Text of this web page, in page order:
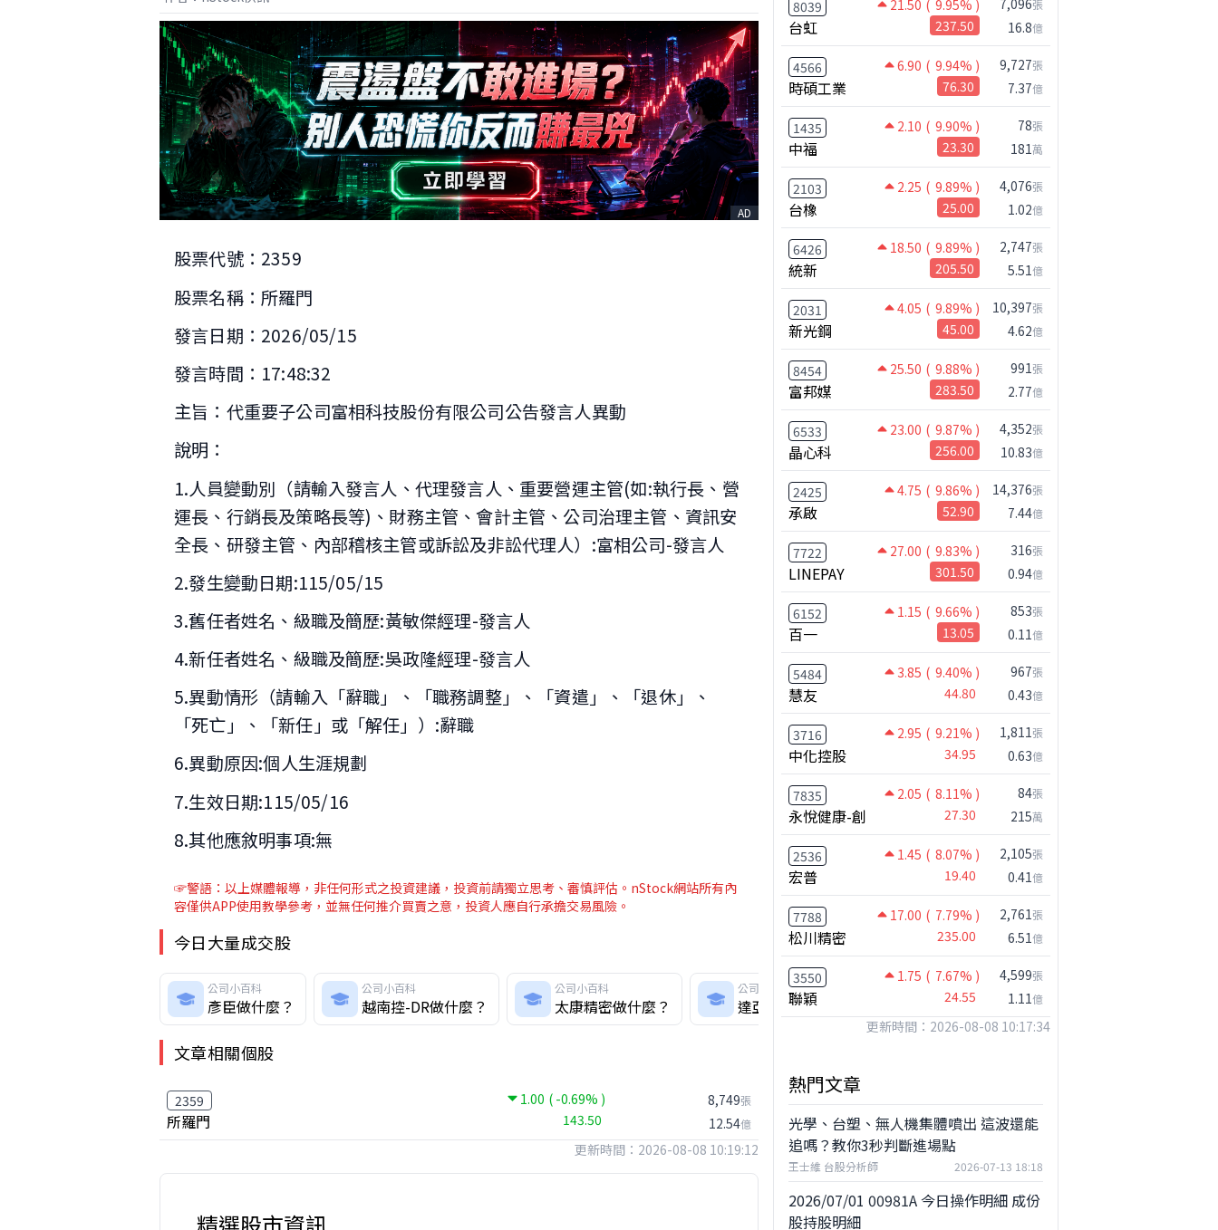
AD
股票代號：2359
股票名稱：所羅門
發言日期：2026/05/15
發言時間：17:48:32
主旨：代重要子公司富相科技股份有限公司公告發言人異動
說明：
1.人員變動別（請輸入發言人、代理發言人、重要營運主管(如:執行長、營
運長、行銷長及策略長等)、財務主管、會計主管、公司治理主管、資訊安
全長、研發主管、內部稽核主管或訴訟及非訟代理人）:富相公司-發言人
2.發生變動日期:115/05/15
3.舊任者姓名、級職及簡歷:黃敏傑經理-發言人
4.新任者姓名、級職及簡歷:吳政隆經理-發言人
5.異動情形（請輸入「辭職」、「職務調整」、「資遣」、「退休」、
「死亡」、「新任」或「解任」）:辭職
6.異動原因:個人生涯規劃
7.生效日期:115/05/16
8.其他應敘明事項:無
☞警語：以上媒體報導 ，非任何形式之投資建議，投資前請獨立思考、審慎評估。nStock網站所有內
容僅供APP使用教學參考，並無任何推介買賣之意，投資人應自行承擔交易風險。
今日大量成交股
公司小百科
彥臣做什麼？
公司小百科
越南控-DR做什麼？
公司小百科
太康精密做什麼？
公司小百科
達亞做什麼？
公司小百科
及成做什麼？
文章相關個股
2359 1.00 ( -0.69% )
所羅門 143.50
8,749張
12.54億
更新時間：2026-08-08 10:19:12
8039 21.50 ( 9.95% )
台虹 237.50
7,096張
16.8億
4566 6.90 ( 9.94% )
時碩工業 76.30
9,727張
7.37億
1435 2.10 ( 9.90% )
中福 23.30
78張
181萬
2103 2.25 ( 9.89% )
台橡 25.00
4,076張
1.02億
6426 18.50 ( 9.89% )
統新 205.50
2,747張
5.51億
2031 4.05 ( 9.89% )
新光鋼 45.00
10,397張
4.62億
8454 25.50 ( 9.88% )
富邦媒 283.50
991張
2.77億
6533 23.00 ( 9.87% )
晶心科 256.00
4,352張
10.83億
2425 4.75 ( 9.86% )
承啟 52.90
14,376張
7.44億
7722 27.00 ( 9.83% )
LINEPAY 301.50
316張
0.94億
6152 1.15 ( 9.66% )
百一 13.05
853張
0.11億
5484 3.85 ( 9.40% )
慧友 44.80
967張
0.43億
3716 2.95 ( 9.21% )
中化控股 34.95
1,811張
0.63億
7835 2.05 ( 8.11% )
永悅健康-創 27.30
84張
215萬
2536 1.45 ( 8.07% )
宏普 19.40
2,105張
0.41億
7788 17.00 ( 7.79% )
松川精密 235.00
2,761張
6.51億
3550 1.75 ( 7.67% )
聯穎 24.55
4,599張
1.11億
更新時間：2026-08-08 10:17:34
熱門文章
光學、台塑、無人機集體噴出 這波還能
追嗎？教你3秒判斷進場點
王士維 台股分析師 2026-07-13 18:18
2026/07/01 00981A 今日操作明細 成份
股持股明細